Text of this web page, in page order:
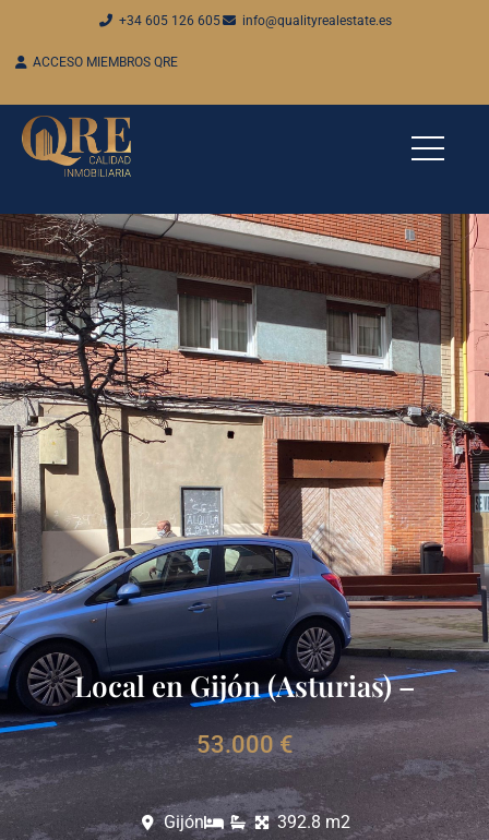
+34 605 126 605 info@qualityrealestate.es
ACCESO MIEMBROS QRE
Local en Gijón (Asturias) –
53.000 €
Gijón 392.8 m2